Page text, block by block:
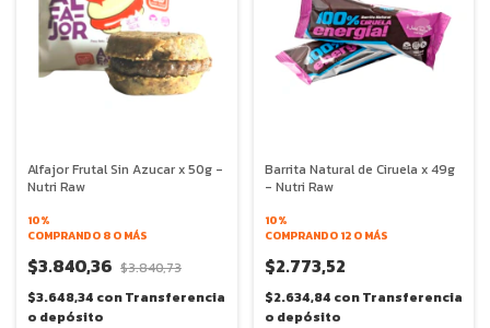
Alfajor Frutal Sin Azucar x 50g -
Nutri Raw
10%
COMPRANDO 8 O MÁS
$3.840,36 $3.840,73
$3.648,34 conTransferencia
o depósito
Barrita Natural de Ciruela x 49g
- Nutri Raw
10%
COMPRANDO 12 O MÁS
$2.773,52
$2.634,84 conTransferencia
o depósito